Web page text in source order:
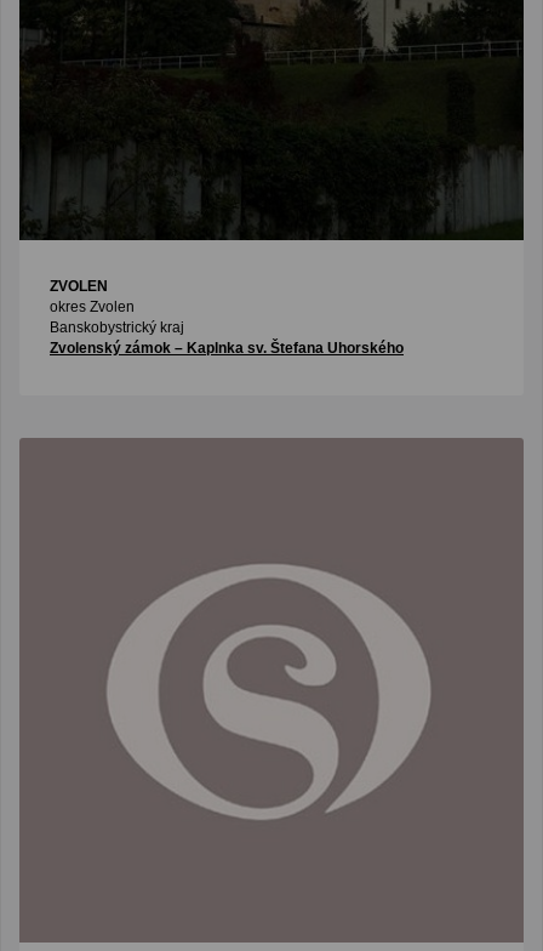
ZVOLEN
okres Zvolen
Banskobystrický kraj
Zvolenský zámok – Kaplnka sv. Štefana Uhorského